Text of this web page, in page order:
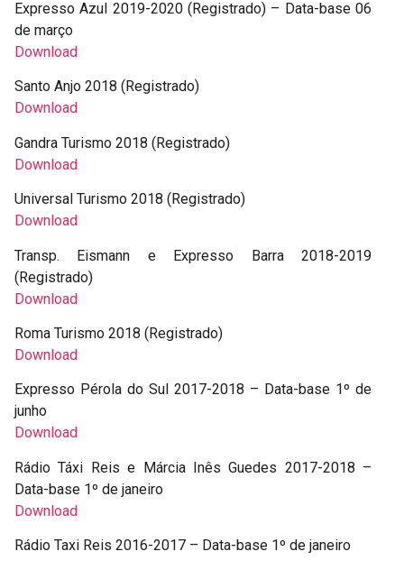
Expresso Azul 2019-2020 (Registrado) – Data-base 06
de março
Download
Santo Anjo 2018 (Registrado)
Download
Gandra Turismo 2018 (Registrado)
Download
Universal Turismo 2018 (Registrado)
Download
Transp. Eismann e Expresso Barra 2018-2019
(Registrado)
Download
Roma Turismo 2018 (Registrado)
Download
Expresso Pérola do Sul 2017-2018 – Data-base 1º de
junho
Download
Rádio Táxi Reis e Márcia Inês Guedes 2017-2018 –
Data-base 1º de janeiro
Download
Rádio Taxi Reis 2016-2017 – Data-base 1º de janeiro